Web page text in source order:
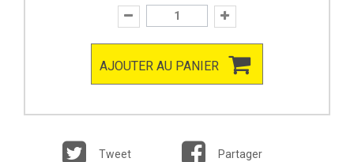
AJOUTER AU PANIER
Tweet Partager